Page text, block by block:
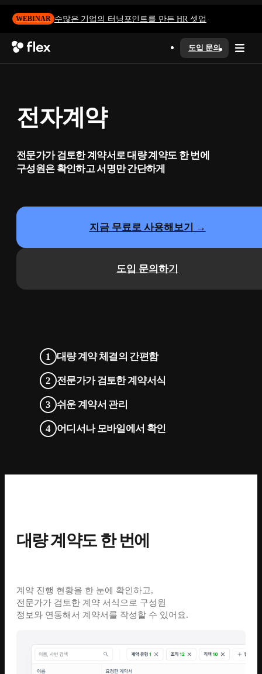
WEBINAR 수많은 기업의 터닝포인트를 만든 HR 셋업
도입 문의
전자계약
전문가가 검토한 계약서로 대량 계약도 한 번에
구성원은 확인하고 서명만 간단하게
지금 무료로 사용해보기 →
도입 문의하기
대량 계약 체결의 간편함
전문가가 검토한 계약서식
쉬운 계약서 관리
어디서나 모바일에서 확인
대량 계약도 한 번에
계약 진행 현황을 한 눈에 확인하고,
전문가가 검토한 계약 서식으로 구성원
정보와 연동해서 계약서를 작성할 수 있어요.